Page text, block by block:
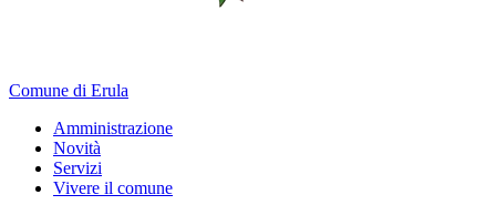
Comune di Erula
Amministrazione
Novità
Servizi
Vivere il comune